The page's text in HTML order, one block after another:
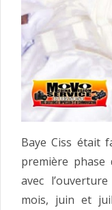
Baye Ciss était
première phase
avec
mois, juin et